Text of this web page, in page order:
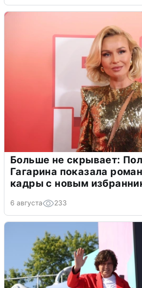
Больше не скрывает:
Гагарина показала
кадры с новым
6 августа 233